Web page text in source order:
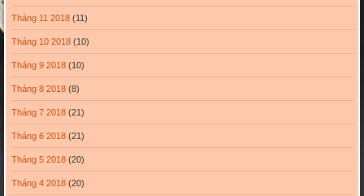
Tháng 11 2018(11)
Tháng 10 2018(10)
Tháng 9 2018(10)
Tháng 8 2018(8)
Tháng 7 2018(21)
Tháng 6 2018(21)
Tháng 5 2018(20)
Tháng 4 2018(20)